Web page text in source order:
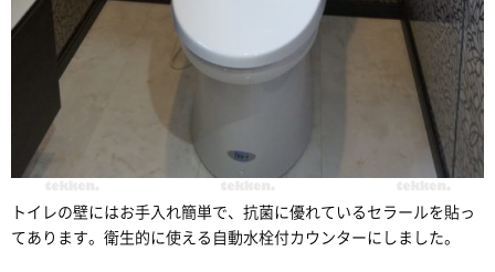
トイレの壁にはお手入れ簡単で、抗菌に優れているセラールを貼っ
てあります。衛生的に使える自動水栓付カウンターにしました。